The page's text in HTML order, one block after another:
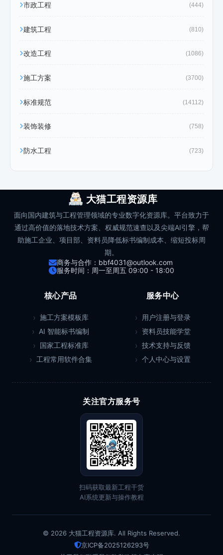
市政工程 (444)
建筑工程 (810)
改造工程 (1086)
施工方案 (3700)
标准规范 (14112)
装饰装修 (758)
防水工程 (723)
大猫工程资源库
面向国内建筑与工程管理领域的专业数字化资源库。平台致力于
通过高价值的落地技术方案、权威规范速查以及尖端AI引擎，帮
助施工企业、项目部、资料员降低标书编制成本、缩短投标周
期。
商务与合作：bbf4031@outlook.com
服务时间：周一至周五 09:00 - 18:00
核心产品
施工方案模板库
AI 智能标书编制
国家工程标准库
工程常用软件合集
服务中心
用户注册与登录
资料员技能学堂
技术支持与反馈
个人中心与设置
关注官方服务号
扫码获取最新工程干货
AI系统更新与操作教程
© 2026 大猫工程资源库. All Rights Reserved.
京ICP备2025126293号